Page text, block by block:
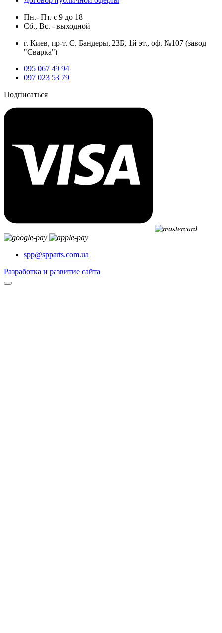
Пн.- Пт. с 9 до 18
Сб., Вс. - выходной
г. Киев, пр-т. С. Бандеры, 23Б, 1й эт., оф. №107 (завод
"Сварка")
095 067 49 94
097 023 53 79
Подписаться
spp@spparts.com.ua
Разработка и развитие сайта